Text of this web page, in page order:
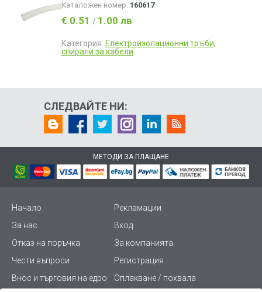
Каталожен номер: 160617
€ 0.51 / 1.00 лв
Категория: Електроизолационни тръби,
спирали за кабели
СЛЕДВАЙТЕ НИ:
МЕТОДИ ЗА ПЛАЩАНЕ
Начало
Рекламации
За нас
Вход
Отказ на поръчка
За компанията
Чести въпроси
Регистрация
Внос и търговия на едро
Оплакване / похвала